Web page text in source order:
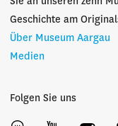
Geschichte am
Über Museum Aargau
Medien
Folgen Sie uns